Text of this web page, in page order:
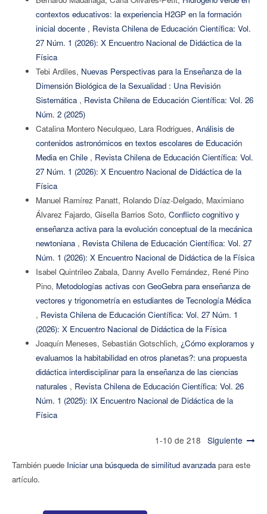
contextos educativos: la experiencia H2GP en la formación
inicial docente , Revista Chilena de Educación Científica: Vol.
27 Núm. 1 (2026): X Encuentro Nacional de Didáctica de la
Física
Tebi Ardiles, Nuevas Perspectivas para la Enseñanza de la
Dimensión Biológica de la Sexualidad : Una Revisión
Sistemática , Revista Chilena de Educación Científica: Vol. 26
Núm. 2 (2025)
Catalina Montero Neculqueo, Lara Rodrigues, Análisis de
contenidos astronómicos en textos escolares de Educación
Media en Chile , Revista Chilena de Educación Científica: Vol.
27 Núm. 1 (2026): X Encuentro Nacional de Didáctica de la
Física
Manuel Ramírez Panatt, Rolando Díaz-Delgado, Maximiano
Álvarez Fajardo, Gisella Barrios Soto, Conflicto cognitivo y
enseñanza activa para la evolución conceptual de la mecánica
newtoniana , Revista Chilena de Educación Científica: Vol. 27
Núm. 1 (2026): X Encuentro Nacional de Didáctica de la Física
Isabel Quintrileo Zabala, Danny Avello Fernández, René Pino
Pino, Metodologías activas con GeoGebra para enseñanza de
vectores y trigonometría en estudiantes de Tecnología Médica
, Revista Chilena de Educación Científica: Vol. 27 Núm. 1
(2026): X Encuentro Nacional de Didáctica de la Física
Joaquín Meneses, Sebastián Gotschlich, ¿Cómo exploramos y
evaluamos la habitabilidad en otros planetas?: una propuesta
didáctica interdisciplinar para la enseñanza de las ciencias
naturales , Revista Chilena de Educación Científica: Vol. 26
Núm. 1 (2025): IX Encuentro Nacional de Didáctica de la
Física
1-10 de 218 Siguiente
También puede Iniciar una búsqueda de similitud avanzadapara este
artículo.